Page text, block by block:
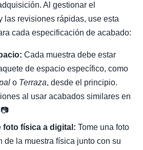
Al gestionar el
las revisiones rápidas, use esta
cada especificación de acabado:
Cada muestra debe estar
de espacio específico, como
o Terraza, desde el principio.
al usar acabados similares en
foto física a digital: Tome una foto
de la muestra física junto con su